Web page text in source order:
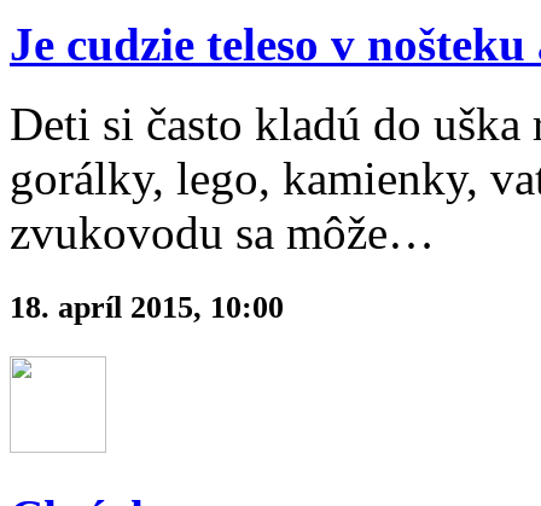
Je cudzie teleso v
Deti si často kladú do uška
gorálky, lego, kamienky,
zvukovodu sa môže…
18. apríl 2015, 10:00